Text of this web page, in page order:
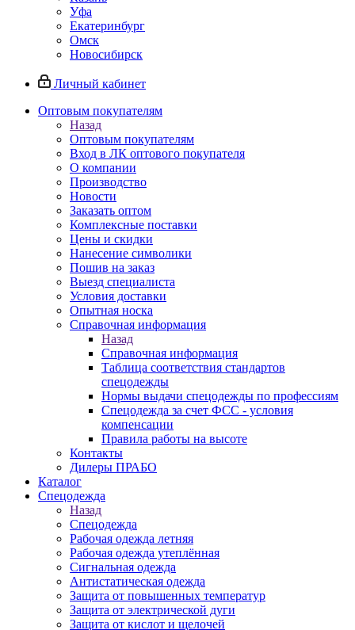
Уфа
Екатеринбург
Омск
Новосибирск
Личный кабинет
Оптовым покупателям
Назад
Оптовым покупателям
Вход в ЛК оптового покупателя
О компании
Производство
Новости
Заказать оптом
Комплексные поставки
Цены и скидки
Нанесение символики
Пошив на заказ
Выезд специалиста
Условия доставки
Опытная носка
Справочная информация
Назад
Справочная информация
Таблица соответствия стандартов
спецодежды
Нормы выдачи спецодежды по профессиям
Спецодежда за счет ФСС - условия
компенсации
Правила работы на высоте
Контакты
Дилеры ПРАБО
Каталог
Спецодежда
Назад
Спецодежда
Рабочая одежда летняя
Рабочая одежда утеплённая
Сигнальная одежда
Антистатическая одежда
Защита от повышенных температур
Защита от электрической дуги
Защита от кислот и щелочей